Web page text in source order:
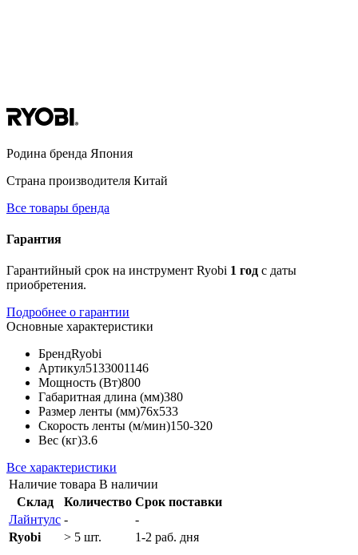
Родина бренда Япония
Страна производителя Китай
Все товары бренда
Гарантия
Гарантийный срок на инструмент Ryobi 1 год с даты
приобретения.
Подробнее о гарантии
Основные характеристики
БрендRyobi
Артикул5133001146
Мощность (Вт)800
Габаритная длина (мм)380
Размер ленты (мм)76х533
Скорость ленты (м/мин)150-320
Вес (кг)3.6
Все характеристики
Наличие товара В наличии
Склад
Количество Срок поставки
Лайнтулс -
-
Ryobi
> 5 шт. 1-2 раб. дня